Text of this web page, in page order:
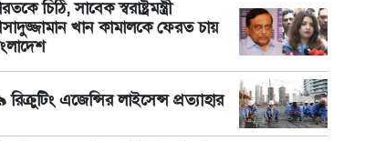
চিঠি, সাবেক স্বরাষ্ট্রমন্ত্রী
খান কামালকে ফেরত চায়
রিক্রুটিং এজেন্সির লাইসেন্স প্রত্যাহার